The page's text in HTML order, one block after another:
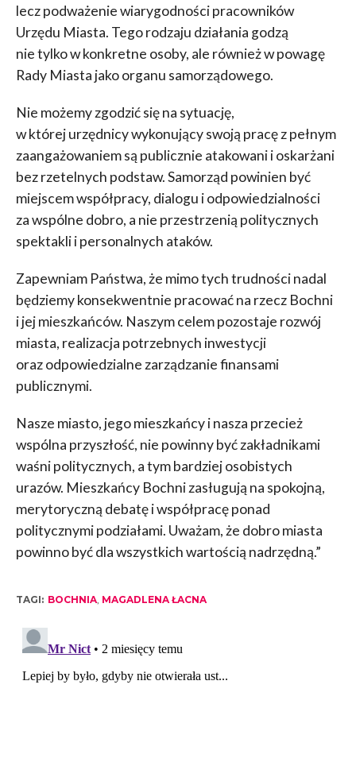
lecz podważenie wiarygodności pracowników
Urzędu Miasta. Tego rodzaju działania godzą
nie tylko w konkretne osoby, ale również w powagę
Rady Miasta jako organu samorządowego.
Nie możemy zgodzić się na sytuację,
w której urzędnicy wykonujący swoją pracę z pełnym
zaangażowaniem są publicznie atakowani i oskarżani
bez rzetelnych podstaw. Samorząd powinien być
miejscem współpracy, dialogu i odpowiedzialności
za wspólne dobro, a nie przestrzenią politycznych
spektakli i personalnych ataków.
Zapewniam Państwa, że mimo tych trudności nadal
będziemy konsekwentnie pracować na rzecz Bochni
i jej mieszkańców. Naszym celem pozostaje rozwój
miasta, realizacja potrzebnych inwestycji
oraz odpowiedzialne zarządzanie finansami
publicznymi.
Nasze miasto, jego mieszkańcy i nasza przecież
wspólna przyszłość, nie powinny być zakładnikami
waśni politycznych, a tym bardziej osobistych
urazów. Mieszkańcy Bochni zasługują na spokojną,
merytoryczną debatę i współpracę ponad
politycznymi podziałami. Uważam, że dobro miasta
powinno być dla wszystkich wartością nadrzędną.”
TAGI: BOCHNIA, MAGADLENA ŁACNA